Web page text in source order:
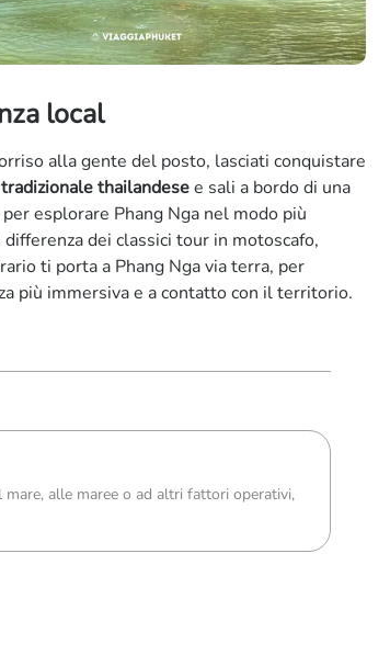
local
alla gente del posto, lasciati conquistare
thailandesee sali a bordo di una
esplorare Phang Nga nel modo più
dei classici tour in motoscafo,
ti porta a Phang Nga via terra, per
più immersiva e a contatto con il territorio.
mare, alle maree o ad altri fattori operativi,